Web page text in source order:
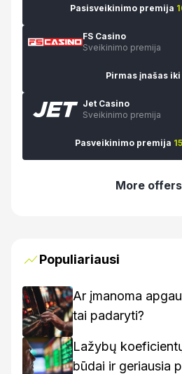
Pasisveikinimo premija
FS Casino
Sveikinimo premija
Pirmas įnašas iki
Jet Casino
Sveikinimo premija
Pasveikinimo premija
More offers
Populiariausi
Ar įmanoma
tai padaryti?
Lažybų
būdai ir geriausia